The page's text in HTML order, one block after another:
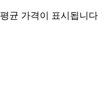
균 가격이 표시됩니다